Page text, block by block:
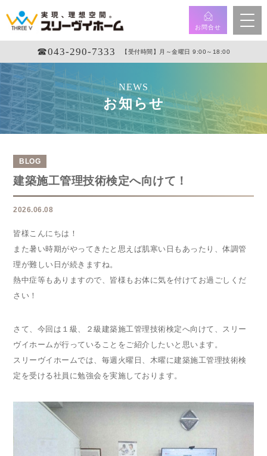
お問合せ
☎︎043-290-7333 【受付時間】月～金曜日 9:00～18:00
NEWS
お知らせ
BLOG
建築施工管理技術検定へ向けて！
2026.06.08
皆様こんにちは！
また暑い時期がやってきたと思えば肌寒い日もあったり、体調管
理が難しい日が続きますね。
熱中症等もありますので、皆様もお体に気を付けてお過ごしくだ
さい！
さて、今回は１級、２級建築施工管理技術検定へ向けて、スリー
ヴイホームが行っていることをご紹介したいと思います。
スリーヴイホームでは、毎週火曜日、木曜に建築施工管理技術検
定を受ける社員に勉強会を実施しております。